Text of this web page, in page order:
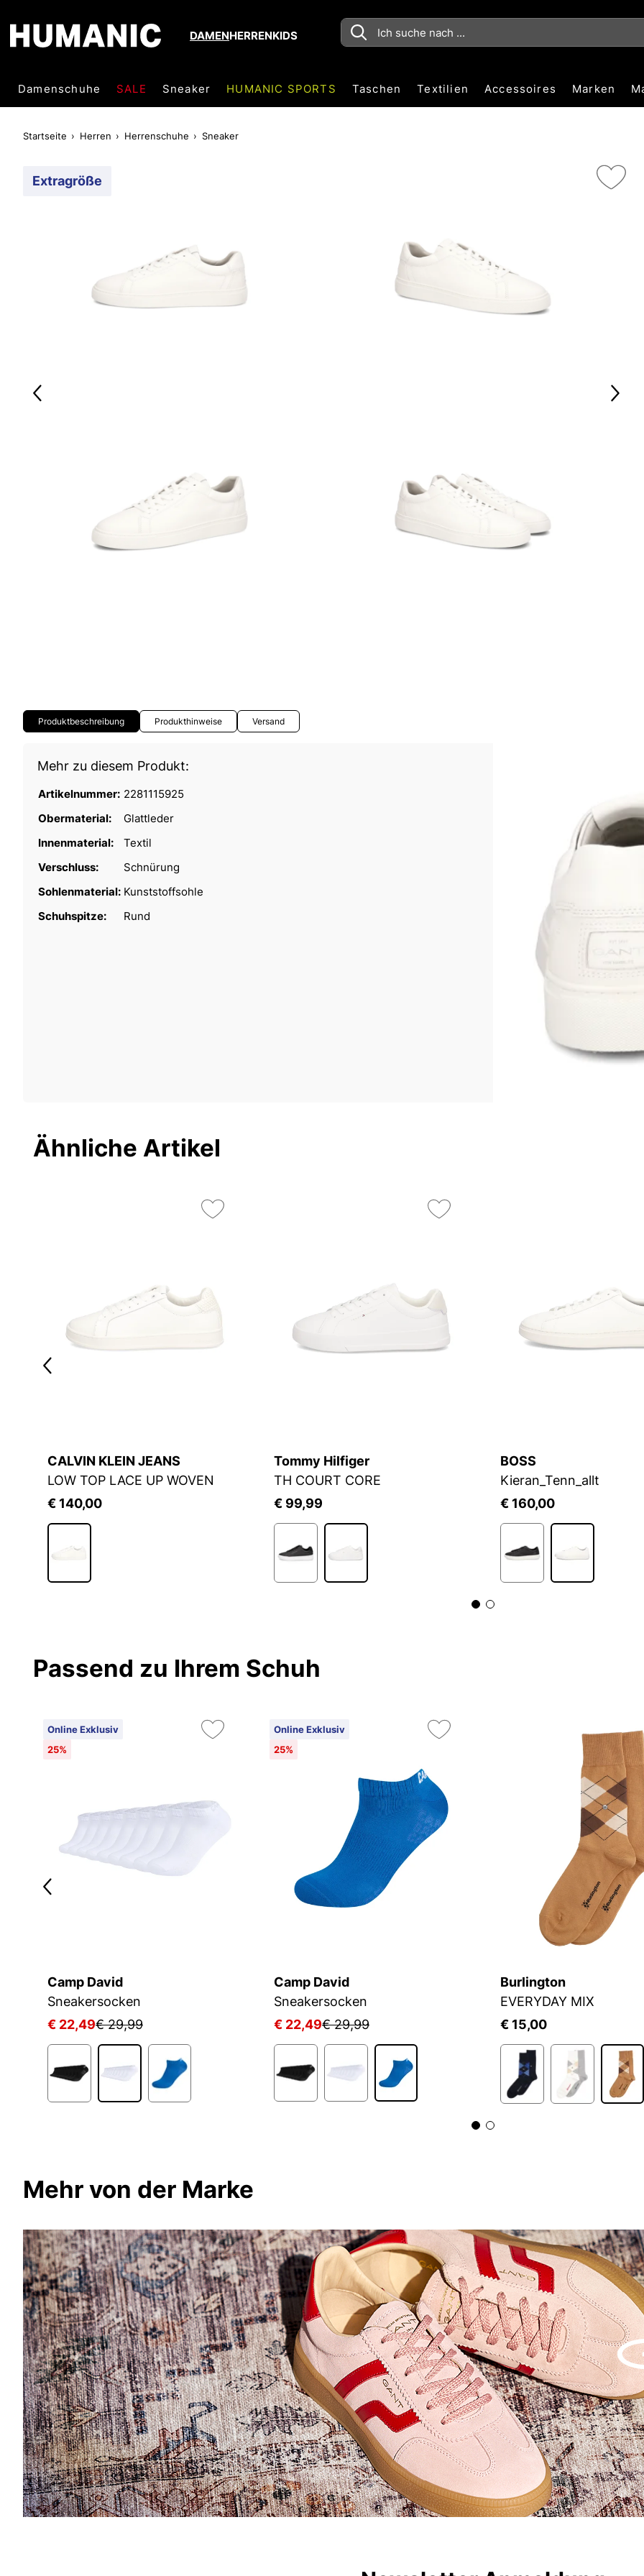
DAMENHERRENKIDS
Damenschuhe SALE Sneaker HUMANIC SPORTS Taschen Textilien Accessoires Marken
Startseite Herren Herrenschuhe Sneaker
Extragröße
Produktbeschreibung Produkthinweise Versand
Mehr zu diesem Produkt:
Artikelnummer: 2281115925
Obermaterial:
Glattleder
Innenmaterial:
Textil
Verschluss:
Schnürung
Sohlenmaterial: Kunststoffsohle
Schuhspitze:
Rund
Ähnliche Artikel
CALVIN KLEIN JEANS
LOW TOP LACE UP WOVEN
€ 140,00
Tommy Hilfiger
TH COURT CORE
€ 99,99
BOSS
Kieran_Tenn_allt
€ 160,00
Passend zu Ihrem Schuh
Online Exklusiv
25%
Camp David
Sneakersocken
€ 22,49€ 29,99
Online Exklusiv
25%
Camp David
Sneakersocken
€ 22,49€ 29,99
Burlington
EVERYDAY MIX
€ 15,00
Mehr von der Marke